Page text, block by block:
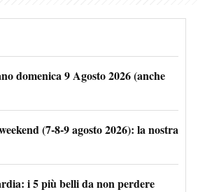
domenica 9 Agosto 2026 (anche
(7-8-9 agosto 2026): la nostra
i 5 più belli da non perdere